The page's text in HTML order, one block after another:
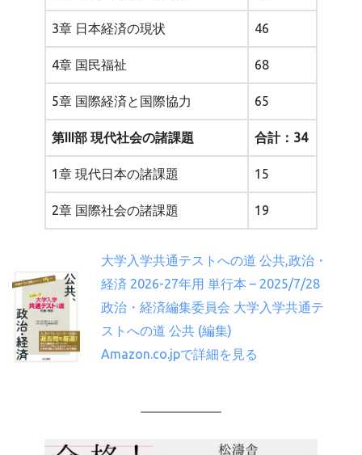
3章 日本経済の現状 46
4章 国民福祉 68
5章 国際経済と国際協力 65
第III部 現代社会の諸課題 合計：34
1章 現代日本の諸課題 15
2章 国際社会の諸課題 19
大学入学共通テストへの道 公共,政治・
経済 2026-27年用 単行本 – 2025/7/28
政治・経済編集委員会 大学入学共通テ
ストへの道 公共 (編集)
Amazon.co.jpで詳細を見る